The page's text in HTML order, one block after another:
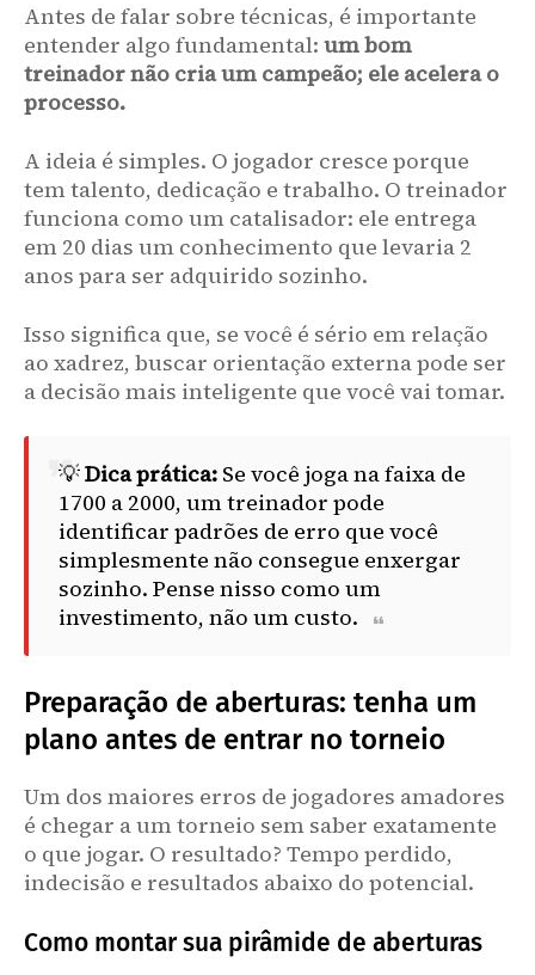
Antes de falar sobre técnicas, é importante
entender algo fundamental: um bom
treinador não cria um campeão; ele acelera o
processo.
A ideia é simples. O jogador cresce porque
tem talento, dedicação e trabalho. O treinador
funciona como um catalisador: ele entrega
em 20 dias um conhecimento que levaria 2
anos para ser adquirido sozinho.
Isso significa que, se você é sério em relação
ao xadrez, buscar orientação externa pode ser
a decisão mais inteligente que você vai tomar.
💡Dica prática: Se você joga na faixa de
1700 a 2000, um treinador pode
identificar padrões de erro que você
simplesmente não consegue enxergar
sozinho. Pense nisso como um
investimento, não um custo.
Preparação de aberturas: tenha um
plano antes de entrar no torneio
Um dos maiores erros de jogadores amadores
é chegar a um torneio sem saber exatamente
o que jogar. O resultado? Tempo perdido,
indecisão e resultados abaixo do potencial.
Como montar sua pirâmide de aberturas